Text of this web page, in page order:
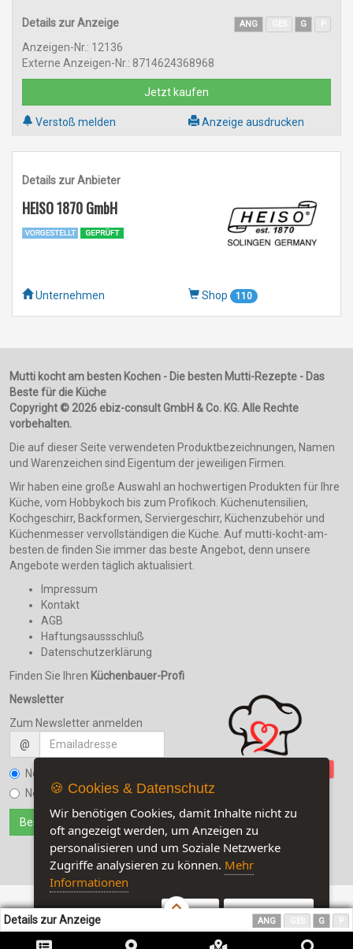
Details zur Anzeige ANG G
Anzeigen-Nr.: 12136
Externe Anzeigen-Nr.: 8714624368968
Jetzt kaufen
Verstoß melden Anzeige ausdrucken
Details zur Anbieter
HEISO 1870 GmbH
Unternehmen Shop 110
Details zur Anzeige ANG G
Mutti kocht am besten Kochen - Die besten Mutti-Rezepte - Das
Beste für die Küche
Copyright © 2026 ebiz-consult GmbH & Co. KG. Alle Rechte
vorbehalten.
Die auf dieser Seite verwendeten Produktbezeichnungen, Namen
und Warenzeichen sind Eigentum der jeweiligen Firmen.
Wir haben eine große Auswahl an hochwertigen Produkten für Ihre
Küche, vom Hobbykoch bis zum Profikoch. Küchenutensilien,
Kochgeschirr, Backformen, Serviergeschirr, Küchenzubehör und
Küchenmesser vervollständigen die Küche. Auf mutti-kocht-am-
besten.de finden Sie immer das beste Angebot, denn unsere
Angebote werden täglich aktualisiert.
Impressum
Kontakt
AGB
Haftungsaussschluß
Datenschutzerklärung
Finden Sie Ihren Küchenbauer-Profi
Newsletter
Zum Newsletter anmelden
@
Newsletter bestellen
Newsletter kündigen
🍪 Cookies & Datenschutz
Wir benötigen Cookies, damit Inhalte nicht zu
oft angezeigt werden, um Anzeigen zu
personalisieren und um Soziale Netzwerke
Zugriffe analysieren zu können. Mehr
Informationen
Akzeptieren Customise Cookies